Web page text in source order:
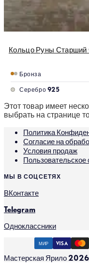
Кольцо Руны Старший
Бронза
Серебро 925
Этот товар имеет
выбрать на странице
Политика
Согласие на
Условия продаж
Пользовательское
МЫ В СОЦСЕТЯХ
ВКонтакте
Telegram
Одноклассники
МИР VISA
Мастерская Ярило